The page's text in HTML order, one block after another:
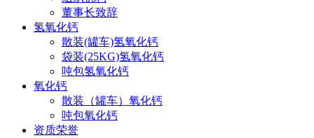
董事长致辞
氢氧化钙
散装(罐车)氢氧化钙
袋装(25KG)氢氧化钙
吨包氢氧化钙
氧化钙
散装（罐车）氧化钙
吨包氧化钙
资质荣誉